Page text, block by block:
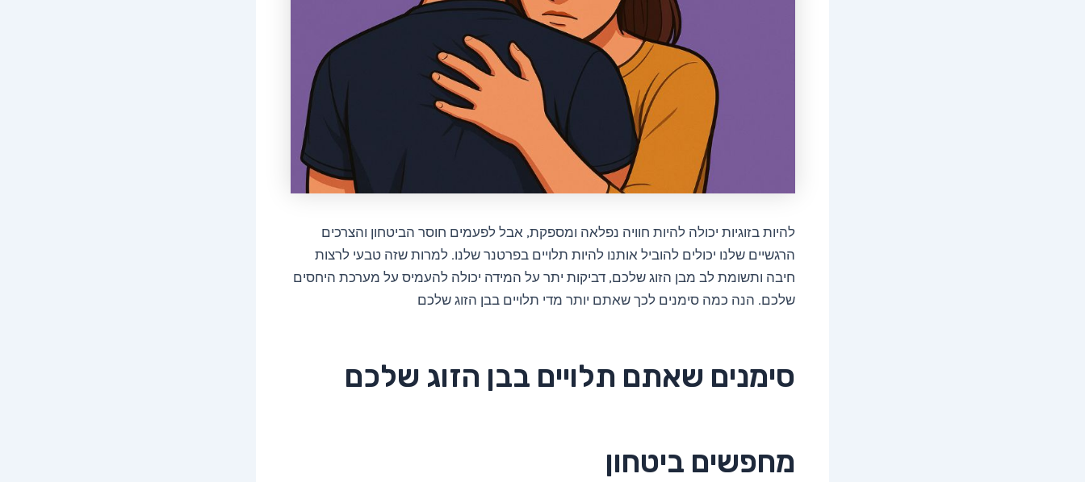
להיות בזוגיות יכולה להיות חוויה נפלאה ומספקת, אבל לפעמים חוסר הביטחון והצרכים
הרגשיים שלנו יכולים להוביל אותנו להיות תלויים בפרטנר שלנו. למרות שזה טבעי לרצות
חיבה ותשומת לב מבן הזוג שלכם, דביקות יתר על המידה יכולה להעמיס על מערכת היחסים
שלכם. הנה כמה סימנים לכך שאתם יותר מדי תלויים בבן הזוג שלכם
סימנים שאתם תלויים בבן הזוג שלכם
מחפשים ביטחון